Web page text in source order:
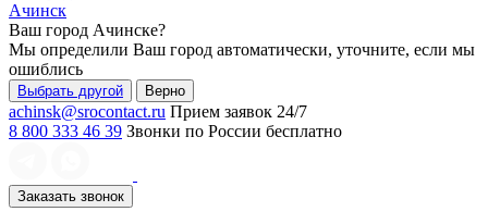
Ачинск
Ваш город Ачинске?
Мы определили Ваш город автоматически, уточните, если мы
ошиблись
Выбрать другой Верно
achinsk@srocontact.ru Прием заявок 24/7
8 800 333 46 39 Звонки по России бесплатно
Заказать звонок